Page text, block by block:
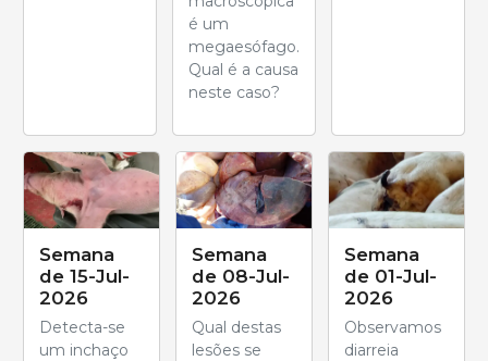
é um
megaesófago.
Qual é a causa
neste caso?
Semana
de 15-Jul-
2026
Detecta-se
um inchaço
Semana
de 08-Jul-
2026
Qual destas
lesões se
Semana
de 01-Jul-
2026
Observamos
diarreia